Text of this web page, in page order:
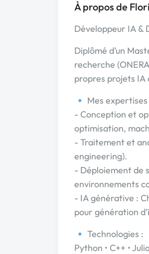
À propos de
Développeur IA &
Diplômé d’un
recherche
propres projets IA
🔹 Mes expertises
- Conception et
optimisation,
- Traitement et
engineering).
- Déploiement de
environnements
- IA générative :
pour génération
🔹 Technologies :
Python • C++ •